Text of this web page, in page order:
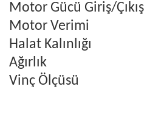
Motor Gücü Giriş/Çıkış
Motor Verimi
Halat Kalınlığı
Ağırlık
Vinç Ölçüsü